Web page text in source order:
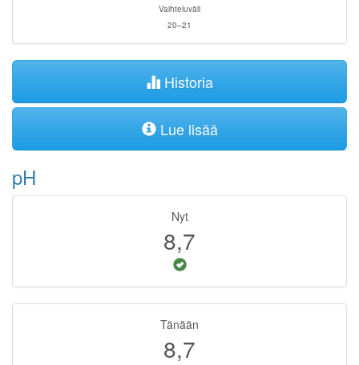
Vaihteluväli
20–21
Historia
Lue lisää
pH
Nyt
8,7
Tänään
8,7